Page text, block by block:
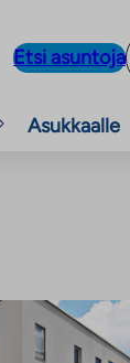
Etsi asuntoja
Asukkaalle